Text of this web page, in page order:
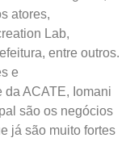
atores,
Lab,
entre outros.
e
da ACATE, Iomani
são os negócios
já são muito fortes